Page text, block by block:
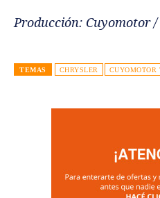
Producción: Cuyomotor
TEMAS CHRYSLER CUYOMOTOR